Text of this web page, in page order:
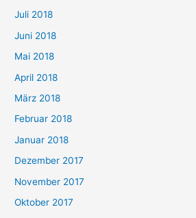
Juli 2018
Juni 2018
Mai 2018
April 2018
März 2018
Februar 2018
Januar 2018
Dezember 2017
November 2017
Oktober 2017